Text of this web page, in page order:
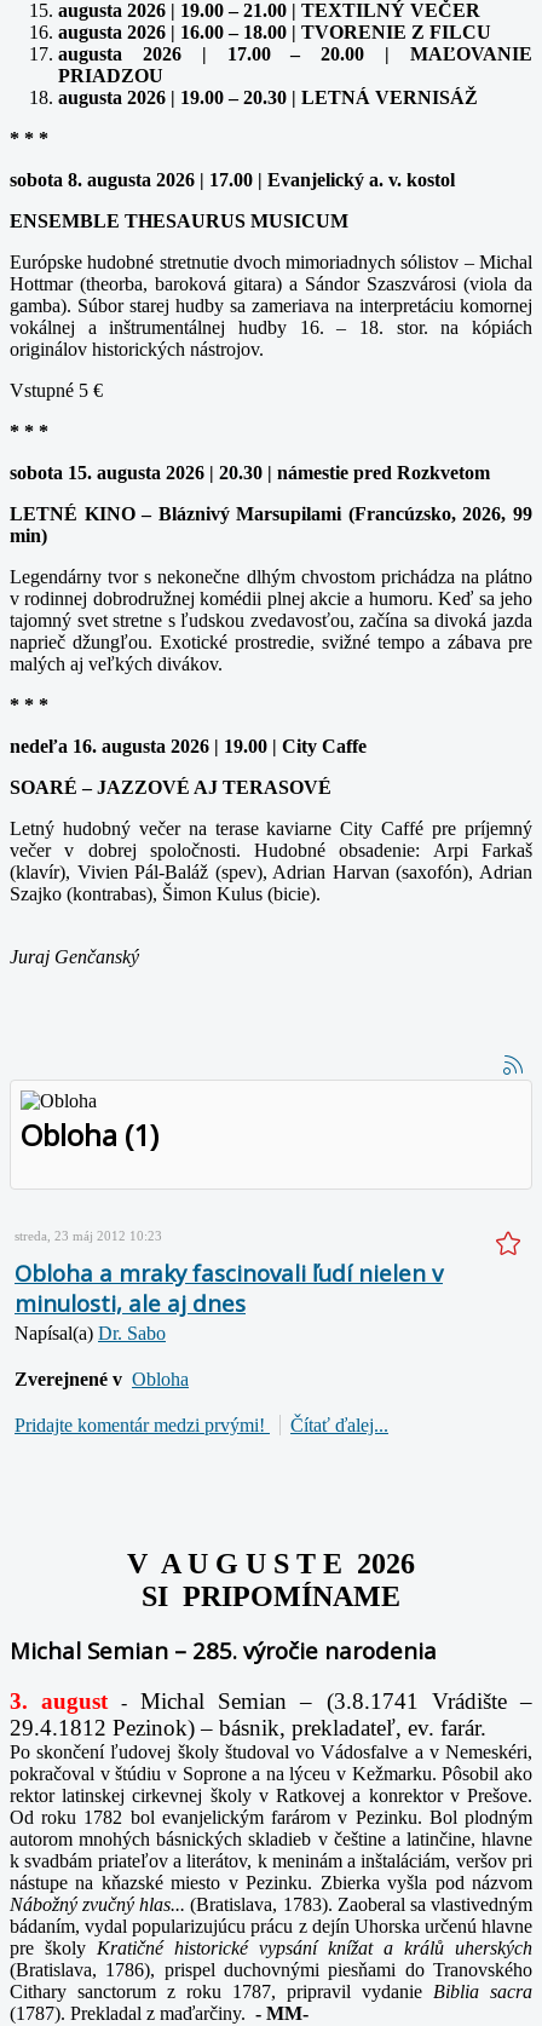
augusta 2026 | 19.00 – 21.00 | TEXTILNÝ VEČER
augusta 2026 | 16.00 – 18.00 | TVORENIE Z FILCU
augusta 2026 | 17.00 – 20.00 | MAĽOVANIE
PRIADZOU
augusta 2026 | 19.00 – 20.30 | LETNÁ VERNISÁŽ
* * *
sobota 8. augusta 2026 | 17.00 | Evanjelický a. v. kostol
ENSEMBLE THESAURUS MUSICUM
Európske hudobné stretnutie dvoch mimoriadnych sólistov – Michal
Hottmar (theorba, baroková gitara) a Sándor Szaszvárosi (viola da
gamba). Súbor starej hudby sa zameriava na interpretáciu komornej
vokálnej a inštrumentálnej hudby 16. – 18. stor. na kópiách
originálov historických nástrojov.
Vstupné 5 €
* * *
sobota 15. augusta 2026 | 20.30 | námestie pred Rozkvetom
LETNÉ KINO – Bláznivý Marsupilami (Francúzsko, 2026, 99
min)
Legendárny tvor s nekonečne dlhým chvostom prichádza na plátno
v rodinnej dobrodružnej komédii plnej akcie a humoru. Keď sa jeho
tajomný svet stretne s ľudskou zvedavosťou, začína sa divoká jazda
naprieč džungľou. Exotické prostredie, svižné tempo a zábava pre
malých aj veľkých divákov.
* * *
nedeľa 16. augusta 2026 | 19.00 | City Caffe
SOARÉ – JAZZOVÉ AJ TERASOVÉ
Letný hudobný večer na terase kaviarne City Caffé pre príjemný
večer v dobrej spoločnosti. Hudobné obsadenie: Arpi Farkaš
(klavír), Vivien Pál-Baláž (spev), Adrian Harvan (saxofón), Adrian
Szajko (kontrabas), Šimon Kulus (bicie).
Juraj Genčanský
Obloha (1)
streda, 23 máj 2012 10:23
Obloha a mraky fascinovali ľudí nielen v
minulosti, ale aj dnes
Napísal(a) Dr. Sabo
Zverejnené v Obloha
Pridajte komentár medzi prvými! Čítať ďalej...
V A U G U S T E 2026
SI PRIPOMÍNAME
Michal Semian – 285. výročie narodenia
3. august -Michal Semian – (3.8.1741 Vrádište –
29.4.1812 Pezinok) – básnik, prekladateľ, ev. farár.
Po skončení ľudovej školy študoval vo Vádosfalve a v Nemeskéri,
pokračoval v štúdiu v Soprone a na lýceu v Kežmarku. Pôsobil ako
rektor latinskej cirkevnej školy v Ratkovej a konrektor v Prešove.
Od roku 1782 bol evanjelickým farárom v Pezinku. Bol plodným
autorom mnohých básnických skladieb v češtine a latinčine, hlavne
k svadbám priateľov a literátov, k meninám a inštaláciám, veršov pri
nástupe na kňazské miesto v Pezinku. Zbierka vyšla pod názvom
Nábožný zvučný hlas...(Bratislava, 1783). Zaoberal sa vlastivedným
bádaním, vydal popularizujúcu prácu z dejín Uhorska určenú hlavne
pre školy Kratičné historické vypsání knížat a králů uherských
(Bratislava, 1786), prispel duchovnými piesňami do Tranovského
Cithary sanctorum z roku 1787, pripravil vydanie Biblia sacra
(1787). Prekladal z maďarčiny. - MM-